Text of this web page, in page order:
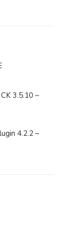
3.5.10 –
4.2.2 –